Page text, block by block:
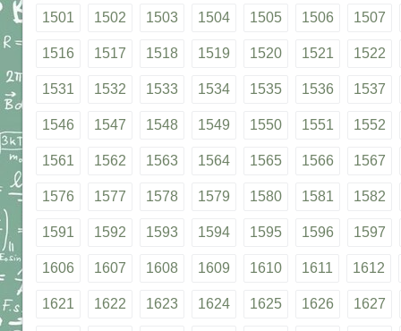
1501 1502 1503 1504 1505 1506 1507
1516 1517 1518 1519 1520 1521 1522
1531 1532 1533 1534 1535 1536 1537
1546 1547 1548 1549 1550 1551 1552
1561 1562 1563 1564 1565 1566 1567
1576 1577 1578 1579 1580 1581 1582
1591 1592 1593 1594 1595 1596 1597
1606 1607 1608 1609 1610 1611 1612
1621 1622 1623 1624 1625 1626 1627